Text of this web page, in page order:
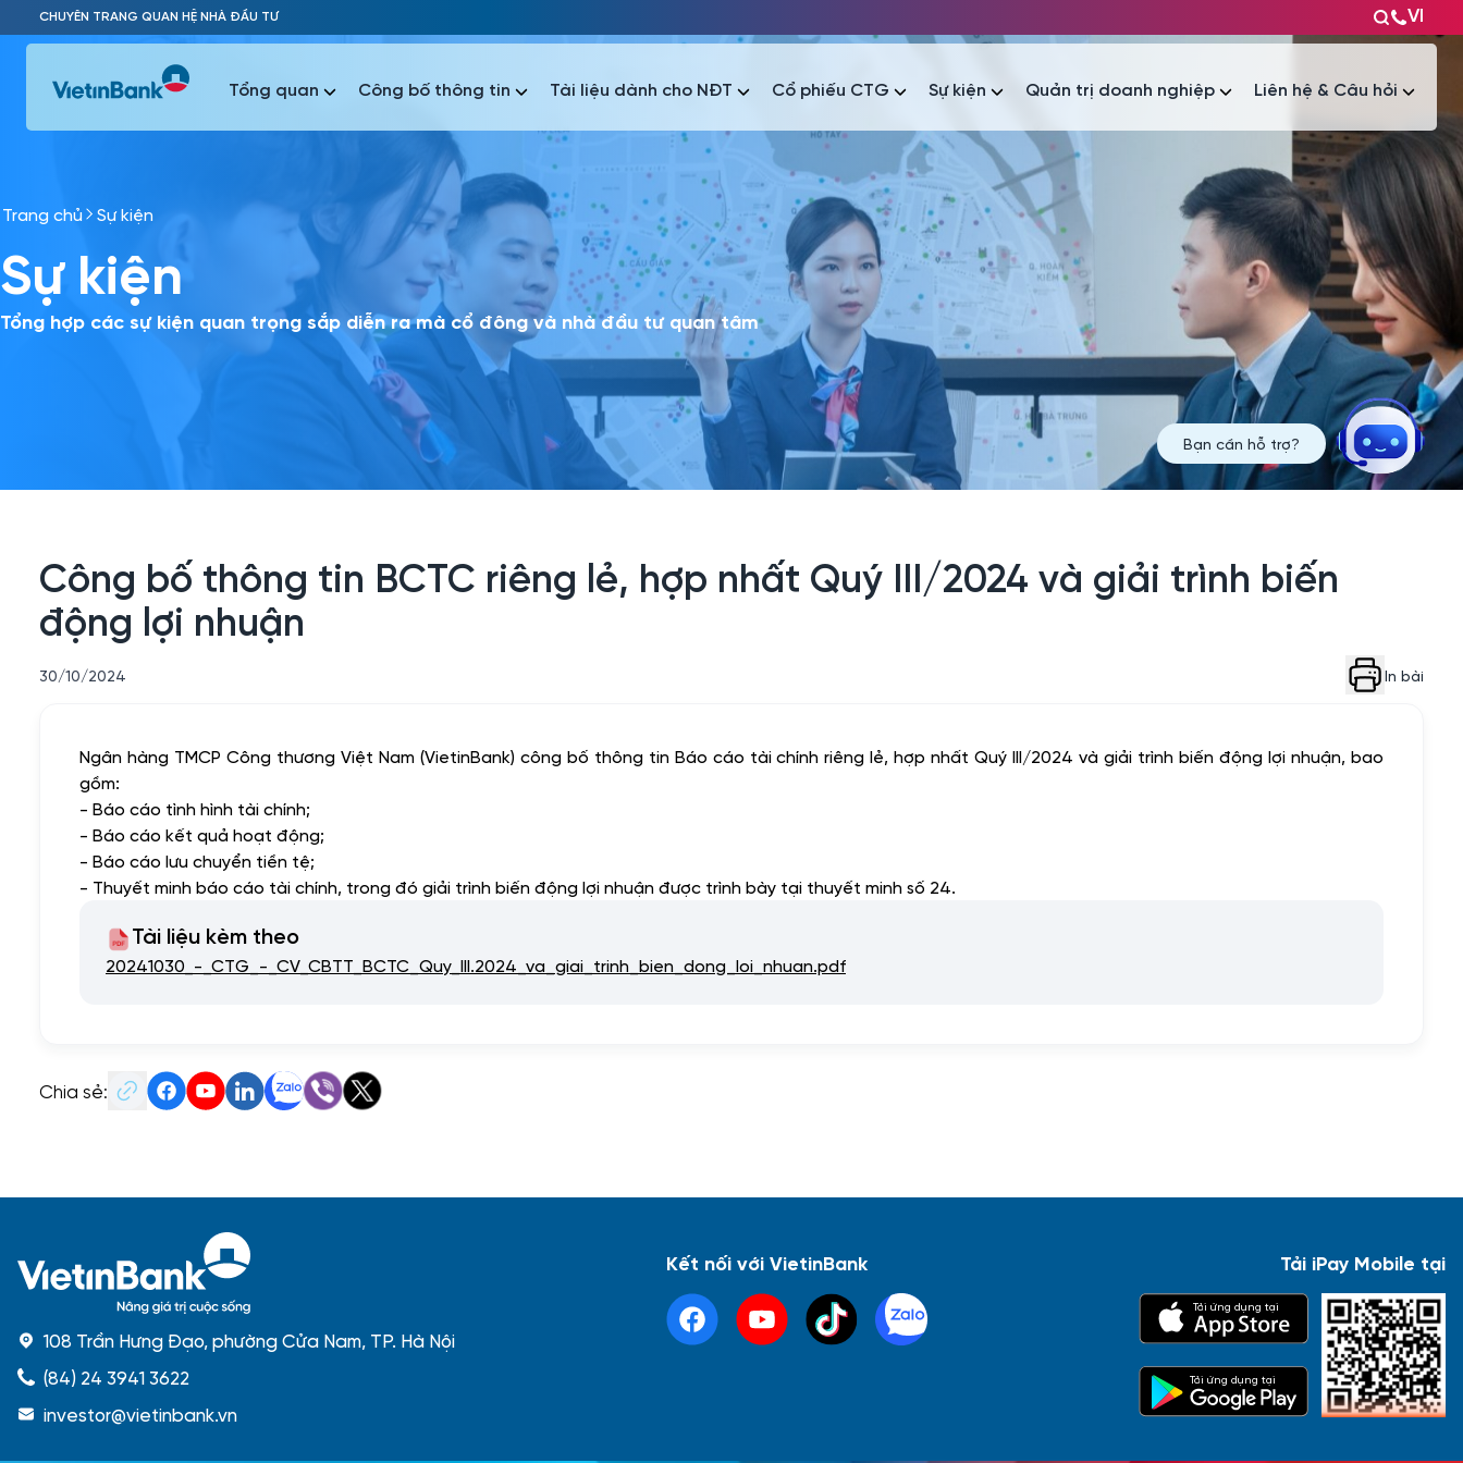
Skip to Main Content
CHUYÊN TRANG QUAN HỆ NHÀ ĐẦU TƯ VI
Phổ biến nhất
Báo cáo tài chính Thông tin giao dịch Công bố thông tin Sự kiện
Tổng quan Công bố thông tin Tài liệu dành cho NĐT Cổ phiếu CTG Sự kiện Quản trị doanh nghiệp Liên hệ & Câu hỏi
Phổ biến nhất
Thông tin giao dịch Công bố thông tin Tài liệu
Trang chủ Sự kiện
Sự kiện
Tổng hợp các sự kiện quan trọng sắp diễn ra mà cổ đông và nhà đầu tư quan tâm
Công bố thông tin BCTC riêng lẻ, hợp nhất Quý III/2024 và giải trình biến
động lợi nhuận
30/10/2024 In bài
Ngân hàng TMCP Công thương Việt Nam (VietinBank) công bố thông tin Báo cáo tài chính riêng lẻ, hợp nhất Quý III/2024 và giải trình biến động lợi nhuận, bao
gồm:
- Báo cáo tình hình tài chính;
- Báo cáo kết quả hoạt động;
- Báo cáo lưu chuyển tiền tệ;
- Thuyết minh báo cáo tài chính, trong đó giải trình biến động lợi nhuận được trình bày tại thuyết minh số 24.
Tài liệu kèm theo
20241030_-_CTG_-_CV_CBTT_BCTC_Quy_III.2024_va_giai_trinh_bien_dong_loi_nhuan.pdf
Chia sẻ:
Bạn cần hỗ trợ?
108 Trần Hưng Đạo, phường Cửa Nam, TP. Hà Nội
(84) 24 3941 3622
investor@vietinbank.vn
Kết nối với VietinBank Tải iPay Mobile tại
Tải ứng dụng tại
Tải ứng dụng tại